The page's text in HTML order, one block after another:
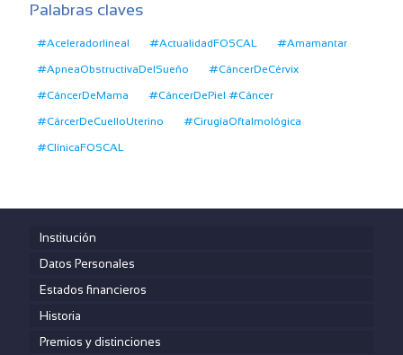
Palabras claves
#Aceleradorlineal #ActualidadFOSCAL #Amamantar
#ApneaObstructivaDelSueño #CáncerDeCérvix
#CáncerDeMama #CáncerDePiel #Cáncer
#CárcerDeCuelloUterino #CirugíaOftalmológica
#ClínicaFOSCAL
Institución
Datos Personales
Estados financieros
Historia
Premios y distinciones